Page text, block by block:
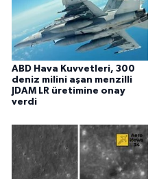
ABD Hava Kuvvetleri, 300
deniz milini aşan menzilli
JDAM LR üretimine onay
verdi